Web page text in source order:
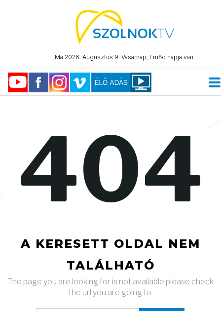
Ma 2026. Augusztus 9. Vasárnap, Emőd napja van.
404
A KERESETT OLDAL NEM
TALÁLHATÓ
The page you are looking for is not available please check
the url you are going to.